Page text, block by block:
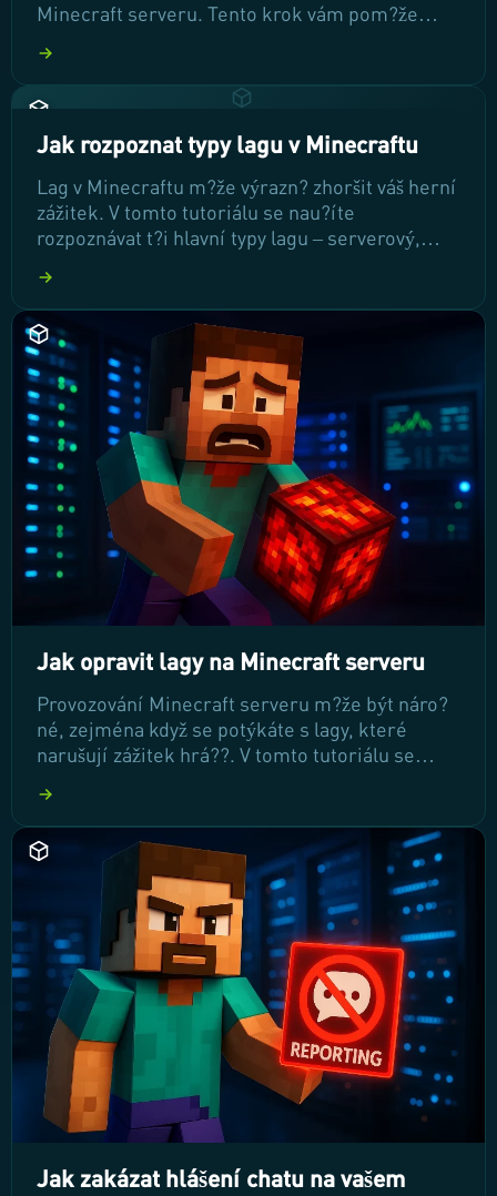
Minecraft serveru. Tento krok vám pom?že
zejména na v?tších serverech. Poj?me se
podívat na jednoduchý postup, jak toho
dosáhnout!
Jak rozpoznat typy lagu v Minecraftu
Lag v Minecraftu m?že výrazn? zhoršit váš herní
zážitek. V tomto tutoriálu se nau?íte
rozpoznávat t?i hlavní typy lagu – serverový,
efektivn? ?ešit. P?e?t?te si, jak zlepšit své hraní
a minimalizovat zpožd?ní!
Jak opravit lagy na Minecraft serveru
Provozování Minecraft serveru m?že být náro?
né, zejména když se potýkáte s lagy, které
narušují zážitek hrá??. V tomto tutoriálu se
výkon vašeho serveru a minimalizovat zpožd?ní.
P?ipravte se na to, že váš server bude hladce
fungovat a hrá?i si užijí bezproblémovou hru!
Jak zakázat hlášení chatu na vašem